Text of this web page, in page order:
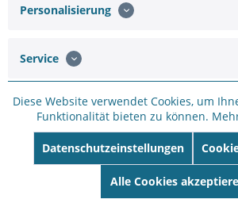
Bewerten
SW110142
Yale
Personalisierung
Service
Diese Website verwendet Cookies, um
Funktionalität bieten zu können.
Datenschutzeinstellungen
Alle Cookies